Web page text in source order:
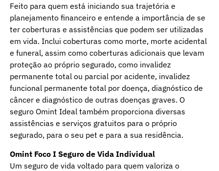
Feito para quem está iniciando sua trajetória e
planejamento financeiro e entende a importância de se
ter coberturas e assistências que podem ser utilizadas
em vida. Inclui coberturas como morte, morte acidental
e funeral, assim como coberturas adicionais que levam
proteção ao próprio segurado, como invalidez
permanente total ou parcial por acidente, invalidez
funcional permanente total por doença, diagnóstico de
câncer e diagnóstico de outras doenças graves. O
seguro Omint Ideal também proporciona diversas
assistências e serviços gratuitos para o próprio
segurado, para o seu pet e para a sua residência.
Omint Foco I Seguro de Vida Individual
Um seguro de vida voltado para quem valoriza o